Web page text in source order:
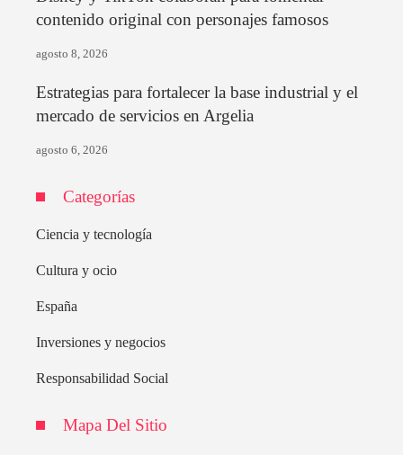
contenido original con personajes famosos
agosto 8, 2026
Estrategias para fortalecer la base industrial y el
mercado de servicios en Argelia
agosto 6, 2026
Categorías
Ciencia y tecnología
Cultura y ocio
España
Inversiones y negocios
Responsabilidad Social
Mapa Del Sitio